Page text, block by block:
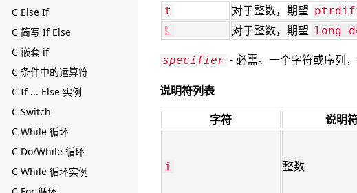
C Else If
C 简写 If Else
C 嵌套 if
C 条件中的运算符
C If ... Else 实例
C Switch
C While 循环
C Do/While 循环
C While 循环实例
t 对于整数，期望
L 对于整数，期望 long
specifier - 必需。一个字符或序列
说明符列表
字符
说明
i 整数